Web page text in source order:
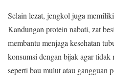
Selain lezat, jengkol juga
Kandungan protein nabati, zat
membantu menjaga kesehatan
konsumsi dengan bijak agar
seperti bau mulut atau gangguan